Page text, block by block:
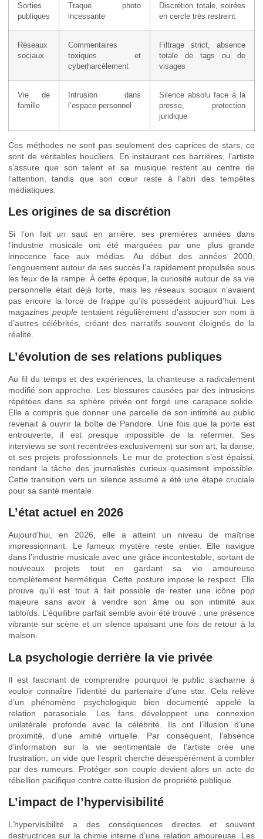
Sorties
publiques
Traque photo
incessante
Discrétion totale, soirées
en cercle très restreint
Réseaux
sociaux
Commentaires
toxiques et
cyberharcèlement
Filtrage strict, absence
totale de tags ou de
visages
Vie de
famille
Intrusion dans
l’espace personnel
Silence absolu face à la
presse, protection
juridique
Ces méthodes ne sont pas seulement des caprices de stars, ce
sont de véritables boucliers. En instaurant ces barrières, l’artiste
s’assure que son talent et sa musique restent au centre de
l’attention, tandis que son cœur reste à l’abri des tempêtes
médiatiques.
Les origines de sa discrétion
Si l’on fait un saut en arrière, ses premières années dans
l’industrie musicale ont été marquées par une plus grande
innocence face aux médias. Au début des années 2000,
l’engouement autour de ses succès l’a rapidement propulsée sous
les feux de la rampe. À cette époque, la curiosité autour de sa vie
personnelle était déjà forte, mais les réseaux sociaux n’avaient
pas encore la force de frappe qu’ils possèdent aujourd’hui. Les
magazines people tentaient régulièrement d’associer son nom à
d’autres célébrités, créant des narratifs souvent éloignés de la
réalité.
L’évolution de ses relations publiques
Au fil du temps et des expériences, la chanteuse a radicalement
modifié son approche. Les blessures causées par des intrusions
répétées dans sa sphère privée ont forgé une carapace solide.
Elle a compris que donner une parcelle de son intimité au public
revenait à ouvrir la boîte de Pandore. Une fois que la porte est
entrouverte, il est presque impossible de la refermer. Ses
interviews se sont recentrées exclusivement sur son art, la danse,
et ses projets professionnels. Le mur de protection s’est épaissi,
rendant la tâche des journalistes curieux quasiment impossible.
Cette transition vers un silence assumé a été une étape cruciale
pour sa santé mentale.
L’état actuel en 2026
Aujourd’hui, en 2026, elle a atteint un niveau de maîtrise
impressionnant. Le fameux mystère reste entier. Elle navigue
dans l’industrie musicale avec une grâce incontestable, sortant de
nouveaux projets tout en gardant sa vie amoureuse
complètement hermétique. Cette posture impose le respect. Elle
prouve qu’il est tout à fait possible de rester une icône pop
majeure sans avoir à vendre son âme ou son intimité aux
tabloïds. L’équilibre parfait semble avoir été trouvé : une présence
vibrante sur scène et un silence apaisant une fois de retour à la
maison.
La psychologie derrière la vie privée
Il est fascinant de comprendre pourquoi le public s’acharne à
vouloir connaître l’identité du partenaire d’une star. Cela relève
d’un phénomène psychologique bien documenté appelé la
relation parasociale. Les fans développent une connexion
unilatérale profonde avec la célébrité. Ils ont l’illusion d’une
proximité, d’une amitié virtuelle. Par conséquent, l’absence
d’information sur la vie sentimentale de l’artiste crée une
frustration, un vide que l’esprit cherche désespérément à combler
par des rumeurs. Protéger son couple devient alors un acte de
rébellion pacifique contre cette illusion de propriété publique.
L’impact de l’hypervisibilité
L’hypervisibilité a des conséquences directes et souvent
destructrices sur la chimie interne d’une relation amoureuse. Les